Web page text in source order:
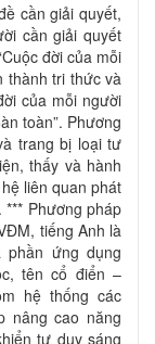
cần giải quyết,
cần giải quyết
đời của mỗi
thành tri thức và
của mỗi người
toàn”. Phương
trang bị loại tư
thấy và hành
liên quan phát
*** Phương pháp
tiếng Anh là
phần ứng dụng
tên cổ điển –
hệ thống các
nâng cao năng
tư duy sáng